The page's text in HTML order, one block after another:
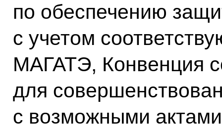
по обеспечению
с учетом
МАГАТЭ, Конвенция
для
с возможными